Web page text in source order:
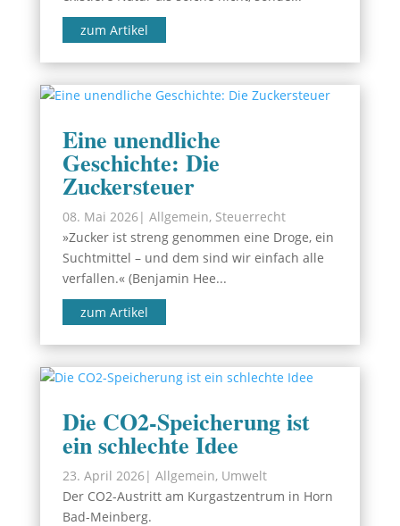
zum Artikel
Eine unendliche
Geschichte: Die
Zuckersteuer
08. Mai 2026| Allgemein, Steuerrecht
»Zucker ist streng genommen eine Droge, ein
Suchtmittel – und dem sind wir einfach alle
verfallen.« (Benjamin Hee...
zum Artikel
Die CO2-Speicherung ist
ein schlechte Idee
23. April 2026| Allgemein, Umwelt
Der CO2-Austritt am Kurgastzentrum in Horn
Bad-Meinberg.